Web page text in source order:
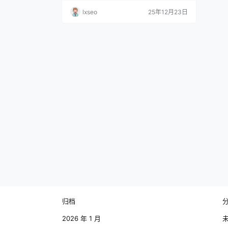
便捷的交通条件无疑为企业降低了物流成
本，提高了市场竞争力。 徐州返税园区的政
lxseo 25年12月23日
归档
2026 年 1 月